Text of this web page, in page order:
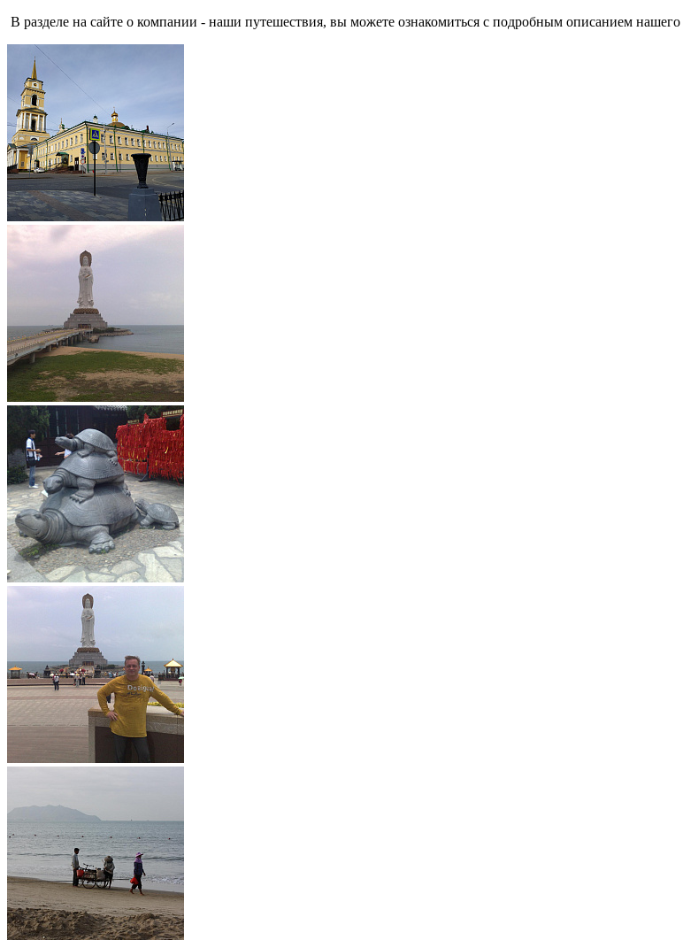
В разделе на сайте о компании - наши путешествия, вы можете ознакомиться с подробным описанием нашего